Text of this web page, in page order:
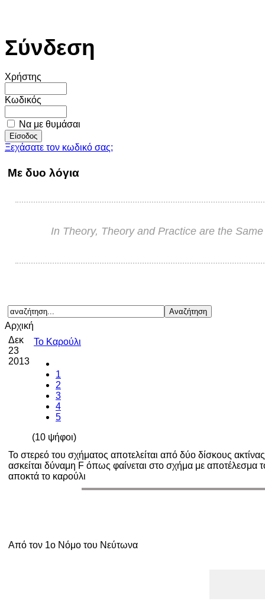
Σύνδεση
Χρήστης
Κωδικός
Να με θυμάσαι
Ξεχάσατε τον κωδικό σας;
Με δυο λόγια
In Theory, Theory and Practice are the
Αρχική
Δεκ
23
2013
Το Καρούλι
1
2
3
4
5
(10 ψήφοι)
Το στερεό του σχήματος αποτελείται από δύο δίσκους
ασκείται δύναμη F όπως φαίνεται στο σχήμα με αποτέλεσμα
αποκτά το καρούλι
Από τον 1ο Νόμο του Νεύτωνα